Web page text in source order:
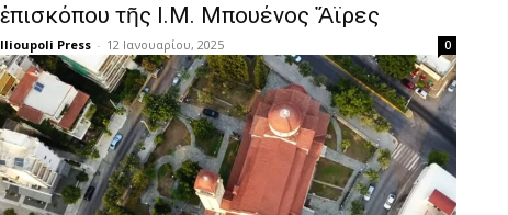
ἐπισκόπου τῆς Ι.Μ. Μπουένος Ἄϊρες
Ilioupoli Press - 12 Ιανουαρίου, 2025 0